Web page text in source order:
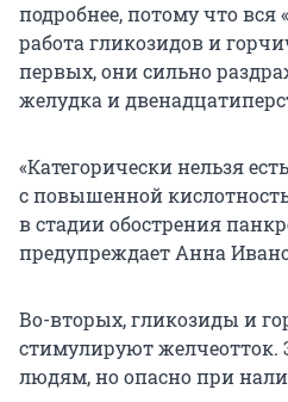
подробнее, потому что вся
работа гликозидов и
первых, они сильно
желудка и
«Категорически нельзя
с повышенной
в стадии обострения
предупреждает Анна
Во-вторых, гликозиды и
стимулируют желчеотток.
людям, но опасно при